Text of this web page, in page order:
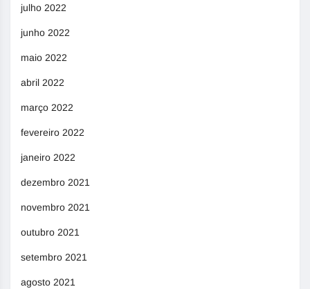
julho 2022
junho 2022
maio 2022
abril 2022
março 2022
fevereiro 2022
janeiro 2022
dezembro 2021
novembro 2021
outubro 2021
setembro 2021
agosto 2021